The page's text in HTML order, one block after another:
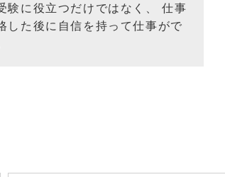
験に役立つだけではなく、 仕事
した後に自信を持って仕事がで